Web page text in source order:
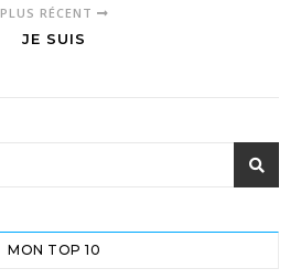
PLUS RÉCENT
JE SUIS
MON TOP 10